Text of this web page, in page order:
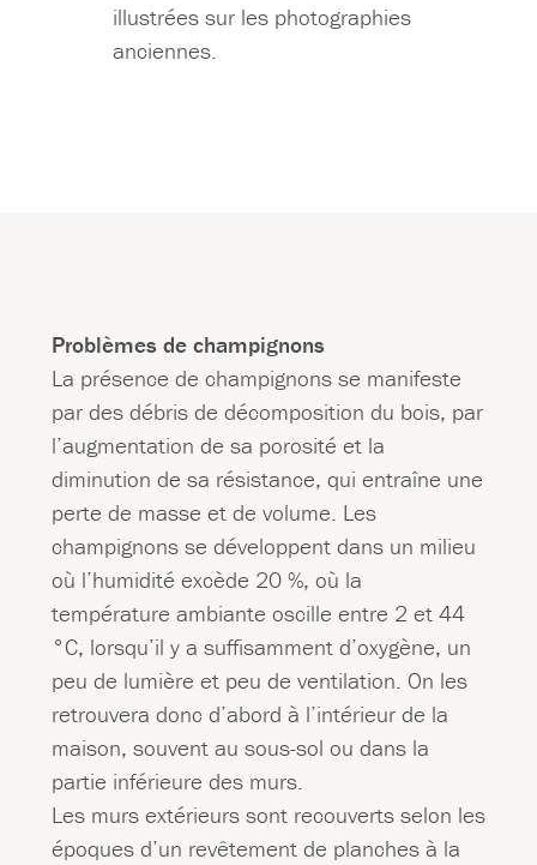
illustrées sur les photographies
anciennes.
Problèmes de champignons
La présence de champignons se manifeste
par des débris de décomposition du bois, par
l’augmentation de sa porosité et la
diminution de sa résistance, qui entraîne une
perte de masse et de volume. Les
champignons se développent dans un milieu
où l’humidité excède 20 %, où la
température ambiante oscille entre 2 et 44
°C, lorsqu’il y a suffisamment d’oxygène, un
peu de lumière et peu de ventilation. On les
retrouvera donc d’abord à l’intérieur de la
maison, souvent au sous-sol ou dans la
partie inférieure des murs.
Les murs extérieurs sont recouverts selon les
époques d’un revêtement de planches à la